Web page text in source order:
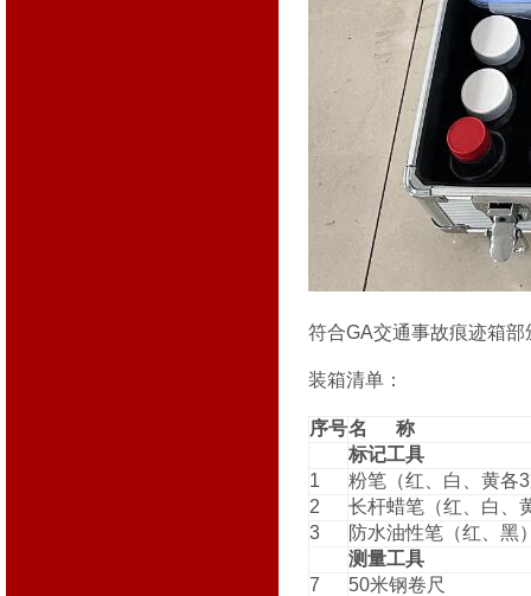
符合GA交通事故痕迹箱部
装箱清单：
序号名 称
标记工具
1
粉笔（红、白、黄各
2
长杆蜡笔（红、白、
3
防水油性笔（红、黑
测量工具
7
50米钢卷尺